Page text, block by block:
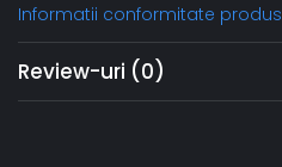
EasyFresh
Informatii conformitate produs
Review-uri (0)